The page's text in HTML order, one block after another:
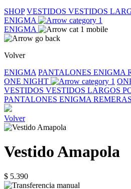
SHOP VESTIDOS VESTIDOS
ENIGMA
ENIGMA
Volver
ENIGMA PANTALONES ENIGMA
ONE NIGHT
VESTIDOS VESTIDOS LARGOS
PANTALONES ENIGMA
Volver
Vestido Amapola
$ 5.390